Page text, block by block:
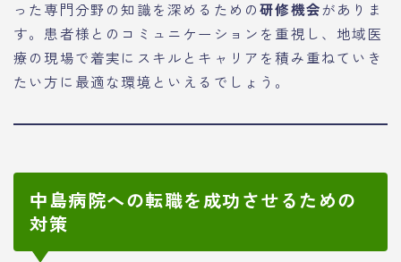
った専門分野の知識を深めるための研修機会がありま
す。患者様とのコミュニケーションを重視し、地域医
療の現場で着実にスキルとキャリアを積み重ねていき
たい方に最適な環境といえるでしょう。
中島病院への転職を成功させるための
対策